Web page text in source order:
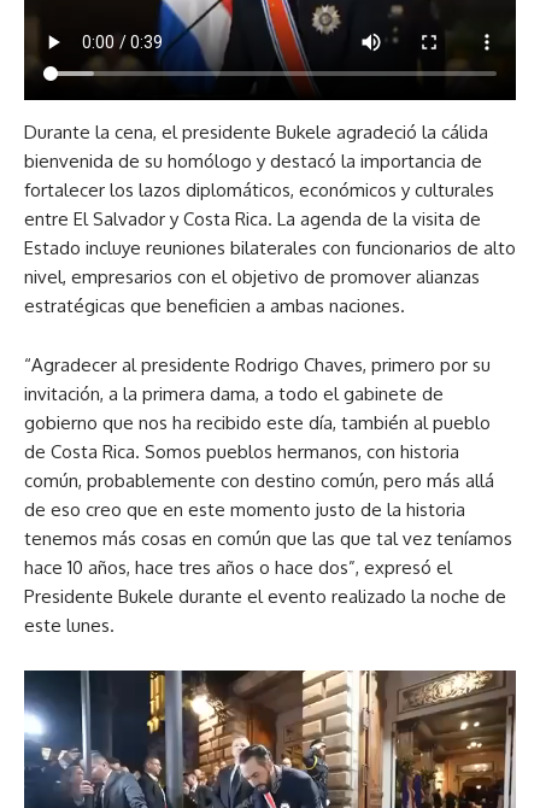
Durante la cena, el presidente Bukele agradeció la cálida
bienvenida de su homólogo y destacó la importancia de
fortalecer los lazos diplomáticos, económicos y culturales
entre El Salvador y Costa Rica. La agenda de la visita de
Estado incluye reuniones bilaterales con funcionarios de alto
nivel, empresarios con el objetivo de promover alianzas
estratégicas que beneficien a ambas naciones.
“Agradecer al presidente Rodrigo Chaves, primero por su
invitación, a la primera dama, a todo el gabinete de
gobierno que nos ha recibido este día, también al pueblo
de Costa Rica. Somos pueblos hermanos, con historia
común, probablemente con destino común, pero más allá
de eso creo que en este momento justo de la historia
tenemos más cosas en común que las que tal vez teníamos
hace 10 años, hace tres años o hace dos”, expresó el
Presidente Bukele durante el evento realizado la noche de
este lunes.